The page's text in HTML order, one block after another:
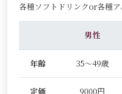
各種ソフトドリンクor各種
男性
年齢 35～49歳
定価 9000円